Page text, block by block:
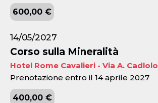
600,00 €
14/05/2027
Corso sulla Mineralità
Hotel Rome Cavalieri - Via A. Cadlolo
Prenotazione entro il 14 aprile 2027
400,00 €